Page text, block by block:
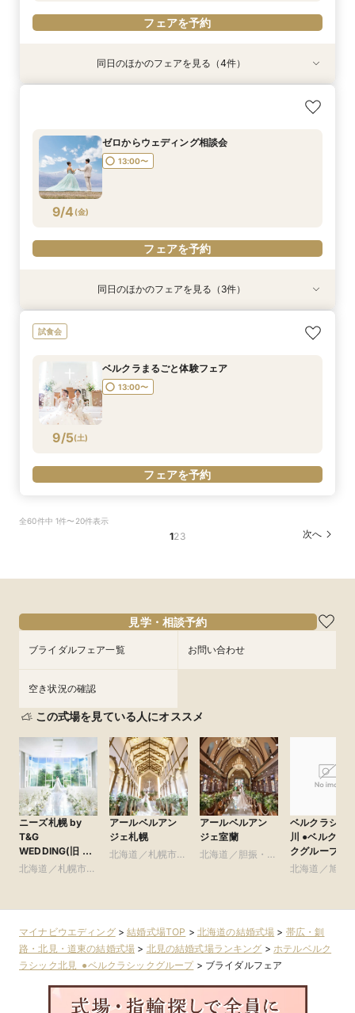
フェアを予約
9/3(木)
9/3(木)
9/3(木)
13:00〜
9/3(木)
同日のほかのフェアを見る（4件）
9/4 (金)
ゼロからウェディング相談会
13:00〜
フェアを予約
9/4(金)
9/4(金)
9/4(金)
同日のほかのフェアを見る（3件）
試食会
9/5(土)
ベルクラまるごと体験フェア
13:00〜
フェアを予約
全60件中 1件〜20件表示
123 次へ
見学・相談予約
ブライダルフェア一覧 お問い合わせ
空き状況の確認
この式場を見ている人にオススメ
ニーズ札幌 by
T&G
WEDDING(旧 ヒ
ルサイドクラブ迎
北海道／札幌市・
アールベルアン
ジェ札幌
北海道／札幌市・
アールベルアン
ジェ室蘭
北海道／胆振・日
ベルクラシッ
川 ●ベルクラシッ
クグループ
北海道／旭川
マイナビウエディング>結婚式場TOP > 北海道の結婚式場 > 帯広・釧
路・北見・道東の結婚式場 > 北見の結婚式場ランキング >ホテルベルク
ラシック北見 ●ベルクラシックグループ> ブライダルフェア